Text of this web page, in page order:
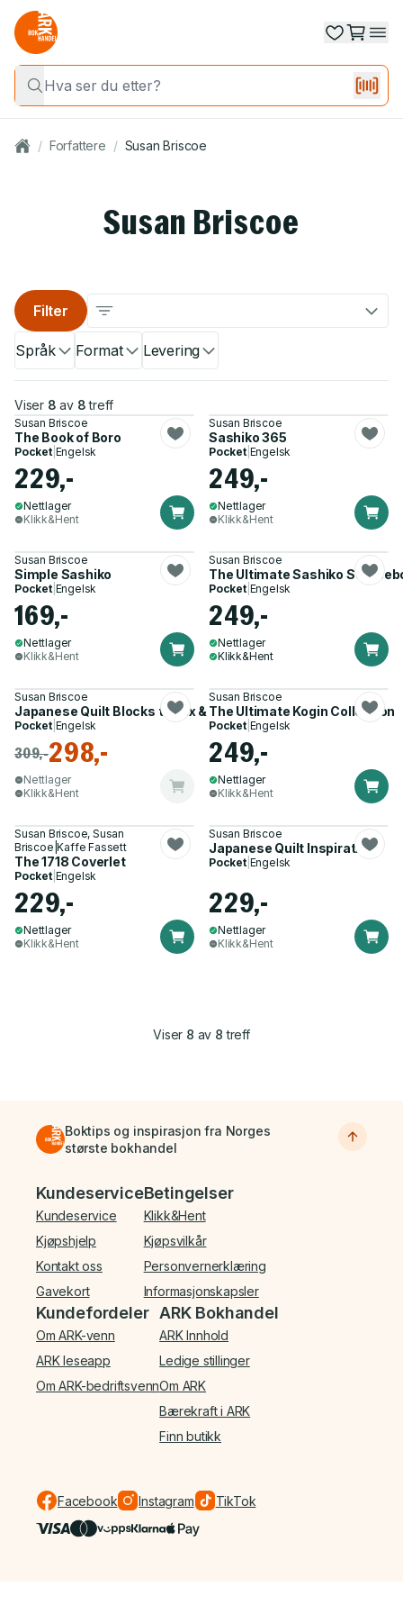
/ Forfattere / Susan Briscoe
Susan Briscoe
Språk Format Levering
Filter
Viser 8 av 8 treff
Susan Briscoe
The Book of Boro
Pocket| Engelsk
229,-
Nettlager
Klikk&Hent
Susan Briscoe
Sashiko 365
Pocket| Engelsk
249,-
Nettlager
Klikk&Hent
Susan Briscoe
Simple Sashiko
Pocket| Engelsk
169,-
Nettlager
Klikk&Hent
Susan Briscoe
The Ultimate Sashiko
Pocket| Engelsk
249,-
Nettlager
Klikk&Hent
Susan Briscoe
Japanese Quilt Blocks to Mix & Match
Pocket| Engelsk
309,-298,-
Nettlager
Klikk&Hent
Susan Briscoe
The Ultimate Kogin Collection
Pocket| Engelsk
249,-
Nettlager
Klikk&Hent
Susan Briscoe, Susan
Briscoe|Kaffe Fassett
The 1718 Coverlet
Pocket| Engelsk
229,-
Nettlager
Klikk&Hent
Susan Briscoe
Japanese Quilt Inspirations
Pocket| Engelsk
229,-
Nettlager
Klikk&Hent
Viser 8 av 8 treff
Boktips og inspirasjon fra Norges
største bokhandel
Bunnmeny
Kundeservice
Kundeservice
Kjøpshjelp
Kontakt oss
Gavekort
Betingelser
Klikk&Hent
Kjøpsvilkår
Personvernerklæring
Informasjonskapsler
Kundefordeler
Om ARK-venn
ARK leseapp
Om ARK-bedriftsvenn
ARK Bokhandel
ARK Innhold
Ledige stillinger
Om ARK
Bærekraft i ARK
Finn butikk
Facebook Instagram TikTok